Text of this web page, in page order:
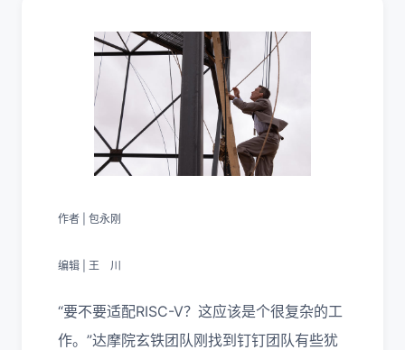
作者 | 包永刚
编辑 | 王 川
“要不要适配RISC-V？这应该是个很复杂的工
作。”达摩院玄铁团队刚找到钉钉团队有些犹